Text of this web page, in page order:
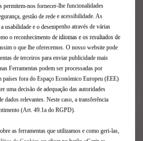
permitem-nos fornecer-lhe funcionalidades
gestão de rede e acessibilidade. As
usabilidade e o desempenho através de várias
o reconhecimento de idiomas e os resultados de
o que lhe oferecemos. O nosso website pode
de terceiros para enviar publicidade mais
Ferramentas podem ser processadas por
países fora do Espaço Económico Europeu (EEE)
uma decisão de adequação das autoridades
dados relevantes. Neste caso, a transferência
(Art. 49.1a do RGPD).
as ferramentas que utilizamos e como geri-las,